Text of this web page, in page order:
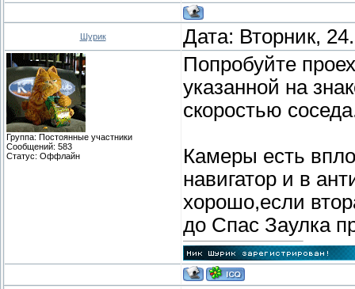
Шурик Дата: Вторник,
Группа: Постоянные участники
Сообщений: 583
Статус: Оффлайн
Попробуйте
указанной на
скоростью
Камеры есть
навигатор и в
хорошо,если
до Спас Заулка